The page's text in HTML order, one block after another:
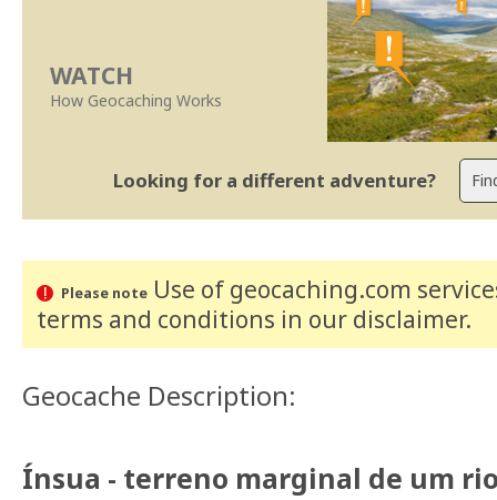
WATCH
How Geocaching Works
Looking for a different adventure?
Please noteUse of geocaching.com
terms and conditions in our disclaimer.
Geocache Description:
Ínsua - terreno marginal de um